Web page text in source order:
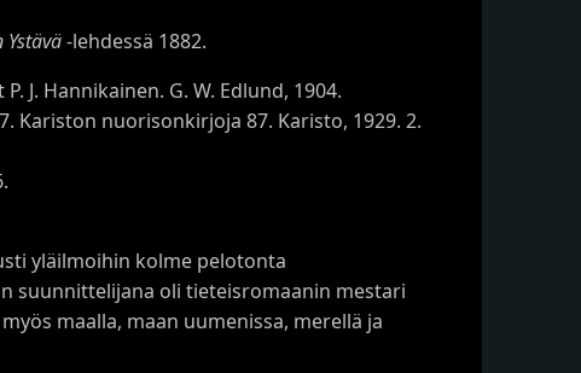
Ystävä-lehdessä 1882.
J. Hannikainen. G. W. Edlund, 1904.
Kariston nuorisonkirjoja 87. Karisto, 1929. 2.
yläilmoihin kolme pelotonta
suunnittelijana oli tieteisromaanin mestari
maalla, maan uumenissa, merellä ja